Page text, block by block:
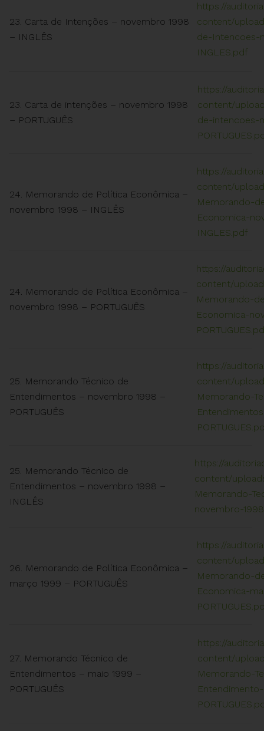
23. Carta de Intenções – novembro 1998
– INGLÊS
https://
content/
de-Intencoes-
INGLES.pdf
23. Carta de intenções – novembro 1998
– PORTUGUÊS
https://
content/
de-intencoes-
24. Memorando de Política Econômica –
novembro 1998 – INGLÊS
https://
content/
Memorando-
Economica-
INGLES.pdf
24. Memorando de Política Econômica –
novembro 1998 – PORTUGUÊS
https://
content/
Memorando-
Economica-
25. Memorando Técnico de
Entendimentos – novembro 1998 –
PORTUGUÊS
https://
content/
Memorando-
25. Memorando Técnico de
Entendimentos – novembro 1998 –
INGLÊS
https://
content/
Memorando-
novembro-
26. Memorando de Política Econômica –
março 1999 – PORTUGUÊS
https://
content/
Memorando-
Economica-
27. Memorando Técnico de
Entendimentos – maio 1999 –
PORTUGUÊS
https://
content/
Memorando-